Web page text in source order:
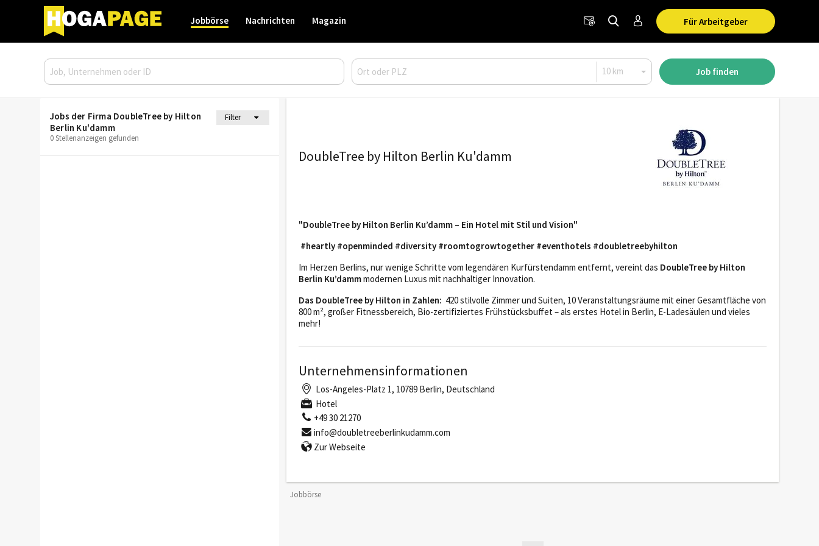
Für Arbeitgeber
Jobbörse Nachrichten Magazin
Job finden
Jobs der Firma DoubleTree by Hilton
Berlin Ku'damm
Filter
0 Stellenanzeigen gefunden
DoubleTree by Hilton Berlin Ku'damm
"DoubleTree by Hilton Berlin Ku’damm – Ein Hotel mit Stil und Vision"
#heartly #openminded #diversity #roomtogrowtogether #eventhotels #doubletreebyhilton
Im Herzen Berlins, nur wenige Schritte vom legendären Kurfürstendamm entfernt, vereint das DoubleTree by Hilton
Berlin Ku’dammmodernen Luxus mit nachhaltiger Innovation.
Das DoubleTree by Hilton in Zahlen: 420 stilvolle Zimmer und Suiten, 10 Veranstaltungsräume mit einer Gesamtfläche von
800 m², großer Fitnessbereich, Bio-zertifiziertes Frühstücksbuffet – als erstes Hotel in Berlin, E-Ladesäulen und vieles
mehr!
Unternehmensinformationen
Los-Angeles-Platz 1, 10789 Berlin, Deutschland
Hotel
+49 30 21270
info@doubletreeberlinkudamm.com
Zur Webseite
Jobbörse